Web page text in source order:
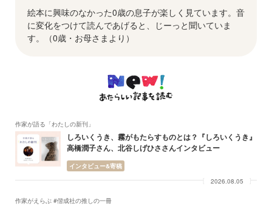
絵本に興味のなかった0歳の息子が楽しく見ています。音
に変化をつけて読んであげると、じーっと聞いていま
す。（0歳・お母さまより）
作家が語る「わたしの新刊」
しろいくうき、霧がもたらすものとは？『しろいくうき』
高橋潤子さん、北谷しげひささんインタビュー
インタビュー&寄稿
2026.08.05
作家がえらぶ #偕成社の推しの一冊